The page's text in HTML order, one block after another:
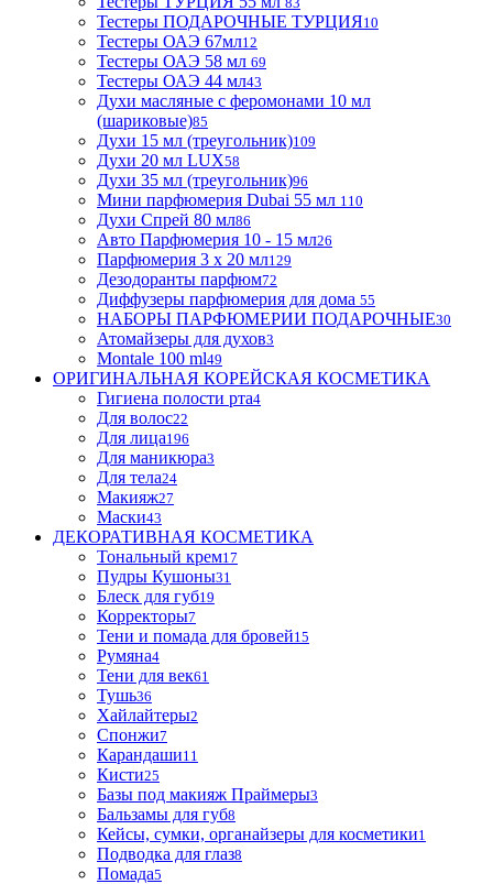
Тестеры ПОДАРОЧНЫЕ ТУРЦИЯ10
Тестеры ОАЭ 67мл12
Тестеры ОАЭ 58 мл 69
Тестеры ОАЭ 44 мл43
Духи масляные с феромонами 10 мл
(шариковые)85
Духи 15 мл (треугольник)109
Духи 20 мл LUX58
Духи 35 мл (треугольник)96
Мини парфюмерия Dubai 55 мл 110
Духи Спрей 80 мл86
Авто Парфюмерия 10 - 15 мл26
Парфюмерия 3 х 20 мл129
Дезодоранты парфюм72
Диффузеры парфюмерия для дома 55
НАБОРЫ ПАРФЮМЕРИИ ПОДАРОЧНЫЕ30
Атомайзеры для духов3
Montale 100 ml49
ОРИГИНАЛЬНАЯ КОРЕЙСКАЯ КОСМЕТИКА
Гигиена полости рта4
Для волос22
Для лица196
Для маникюра3
Для тела24
Макияж27
Маски43
ДЕКОРАТИВНАЯ КОСМЕТИКА
Тональный крем17
Пудры Кушоны31
Блеск для губ19
Корректоры7
Тени и помада для бровей15
Румяна4
Тени для век61
Тушь36
Хайлайтеры2
Спонжи7
Карандаши11
Кисти25
Базы под макияж Праймеры3
Бальзамы для губ8
Кейсы, сумки, органайзеры для косметики1
Подводка для глаз8
Помада5